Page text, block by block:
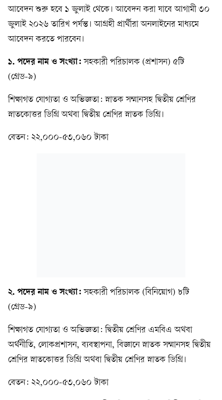
আবেদন শুরু হবে ১ জুলাই থেকে। আবেদন করা যাবে আগামী ৩০
জুলাই ২০২৬ তারিখ পর্যন্ত। আগ্রহী প্রার্থীরা অনলাইনের মাধ্যমে
আবেদন করতে পারবেন।
১. পদের নাম ও সংখ্যা: সহকারী পরিচালক (প্রশাসন) ৫টি
(গ্রেড-৯)
শিক্ষাগত যোগ্যতা ও অভিজ্ঞতা: স্নাতক সম্মানসহ দ্বিতীয় শ্রেণির
স্নাতকোত্তর ডিগ্রি অথবা দ্বিতীয় শ্রেণির স্নাতক ডিগ্রি।
বেতন: ২২,০০০-৫৩,০৬০ টাকা
২. পদের নাম ও সংখ্যা: সহকারী পরিচালক (বিনিয়োগ) ৮টি
(গ্রেড-৯)
শিক্ষাগত যোগ্যতা ও অভিজ্ঞতা: দ্বিতীয় শ্রেণির এমবিএ অথবা
অর্থনীতি, লোকপ্রশাসন, ব্যবস্থাপনা, বিজ্ঞানে স্নাতক সম্মানসহ দ্বিতীয়
শ্রেণির স্নাতকোত্তর ডিগ্রি অথবা দ্বিতীয় শ্রেণির স্নাতক ডিগ্রি।
বেতন: ২২,০০০-৫৩,০৬০ টাকা